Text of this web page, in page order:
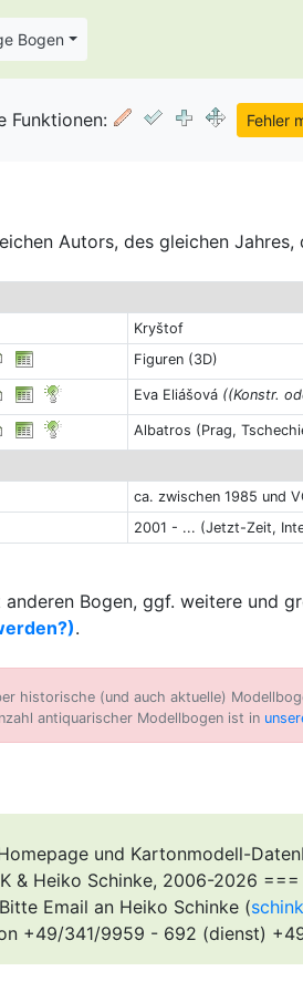
Bogen
Funktionen:
Autors, des gleichen
Kryštof
Figuren (3D)
Eva Eliášová ((Konstr.
Albatros (Prag,
ca. zwischen 1985 und
2001 - ... (Jetzt-Zeit,
Bogen, ggf. weitere und
.
historische (und auch aktuelle)
antiquarischer Modellbogen ist in
und Kartonmodell-
& Heiko Schinke, 2006-2026 ===
Email an Heiko Schinke (
+49/341/9959 - 692 (dienst)